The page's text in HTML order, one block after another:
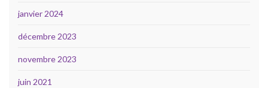
janvier 2024
décembre 2023
novembre 2023
juin 2021